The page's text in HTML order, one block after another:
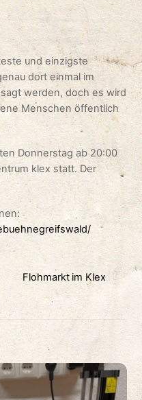
und einzigste
dort einmal im
werden, doch es wird
Menschen öffentlich
Donnerstag ab 20:00
klex statt. Der
Flohmarkt im Klex